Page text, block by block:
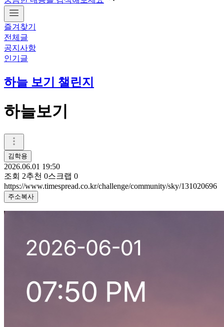
즐겨찾기
전체글
공지사항
인기글
하늘 보기 챌린지
하늘보기
김학용
2026.06.01 19:50
조회 2추천 0스크랩 0
https://www.timespread.co.kr/challenge/community/sky/131020696
주소복사